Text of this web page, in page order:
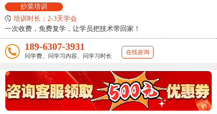
炒菜培训
培训时长：2-3天学会
一次收费，免费复学，让学员把技术带回家！
189-6307-3931
问学费、问学习内容、问学习时长
在线咨询